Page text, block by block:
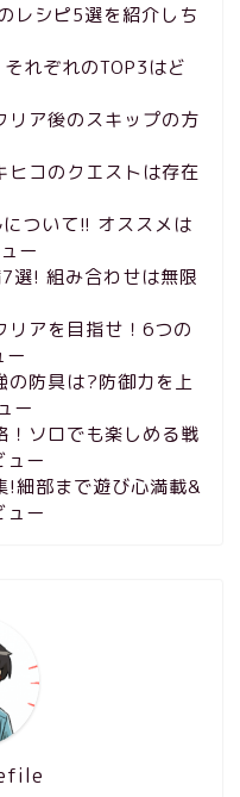
レシピ5選を紹介しち
れぞれのTOP3はど
リア後のスキップの方
ヒコのクエストは存在
ついて!! オススメは
ー
選! 組み合わせは無限
リアを目指せ！6つの
の防具は?防御力を上
ー
！ソロでも楽しめる戦
ー
!細部まで遊び心満載&
ー